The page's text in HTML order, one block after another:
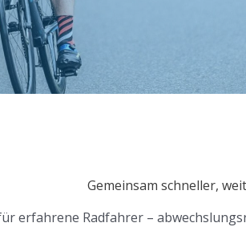
Gemeinsam schneller,
erfahrene Radfahrer –